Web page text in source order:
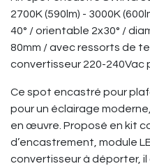
2700K (590lm) - 3000K
40° / orientable 2x30° /
80mm / avec ressorts de
convertisseur 220-
Ce spot encastré pour
pour un éclairage
en œuvre. Proposé en kit
d’encastrement, module
convertisseur à déporter,